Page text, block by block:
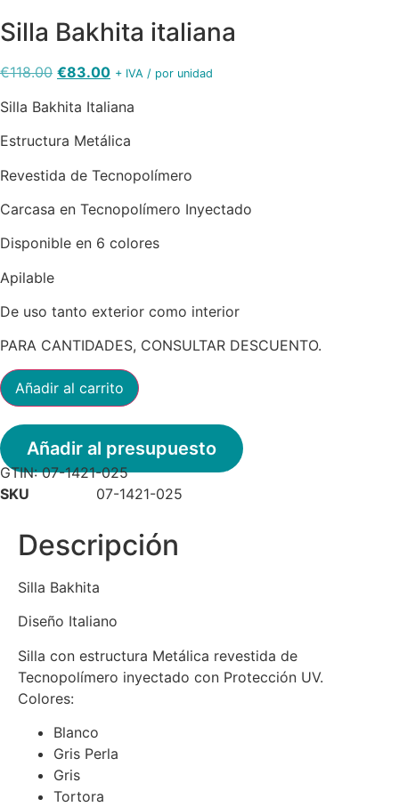
Silla Bakhita italiana
€118.00 El
original
era:
€83.00El
actual
es:
+ IVA / por unidad
Silla Bakhita Italiana
Estructura Metálica
Revestida de Tecnopolímero
Carcasa en Tecnopolímero Inyectado
Disponible en 6 colores
Apilable
De uso tanto exterior como interior
PARA CANTIDADES, CONSULTAR DESCUENTO.
Silla
Bakhita
italiana
Añadir al carrito
Añadir al presupuesto
GTIN:07-1421-025
SKU
07-1421-025
Descripción
Silla Bakhita
Diseño Italiano
Silla con estructura Metálica revestida de
Tecnopolímero inyectado con Protección UV.
Colores:
Blanco
Gris Perla
Gris
Tortora